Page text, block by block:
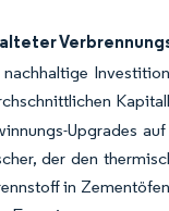
Upgrades
der den
in